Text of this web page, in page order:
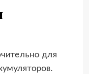
для